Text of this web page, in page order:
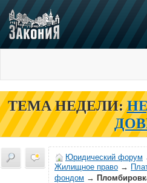
ТЕМА НЕДЕЛИ:
Юридический форум
Жилищное право →
фондом →